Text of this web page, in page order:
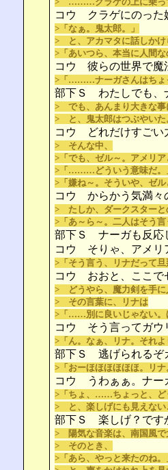
コウ クラゲにのった
>「なぁ。鬼太郎。」
> と、アカマタに話しかけ
>「あいつら、本当に人間な
コウ 彼らの世界で魔
>「………ナーガさんはちょ
部下Ｓ わたしでも、
> でも、あんまり大きな
> と、鬼太郎はつぶやいた
コウ どれだけすごい
> そんな中、
>「でも、ゼル～。アメリ
>「………どういう意味だ。
>「嫌ね～。そういや、ゼ
コウ からかう気満々
> たしか、ダークスターと
>「あ～ら～。二人はそう言
部下Ｓ ナーガも反応
コウ そりゃ、アメ
>「そう言う、リナだって旦
コウ おおと、ここで
> どうやら、魔力剣を手に
> その言葉に、リナは
>「……別に良いじゃない。
コウ そう言ってガウ
>「ん。なぁ、リナ。それ
部下Ｓ 逃げられるぞ
>「おーほほほほほほ。リ
コウ うわぁぁ。ナー
>「ちょ、……ちょっと、ど
> と、楽しげにも見えない
部下Ｓ 楽しげ？です
> 陽気な音楽は、南国風で
> そのとき、
>「あら、やっと来たのね。